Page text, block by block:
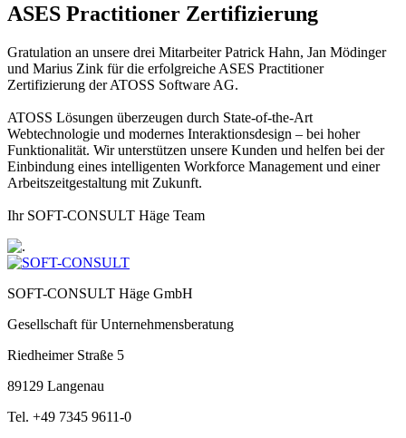
ASES Practitioner Zertifizierung
Gratulation an unsere drei Mitarbeiter Patrick Hahn, Jan Mödinger
und Marius Zink für die erfolgreiche ASES Practitioner
Zertifizierung der ATOSS Software AG.
ATOSS Lösungen überzeugen durch State-of-the-Art
Webtechnologie und modernes Interaktionsdesign – bei hoher
Funktionalität. Wir unterstützen unsere Kunden und helfen bei der
Einbindung eines intelligenten Workforce Management und einer
Arbeitszeitgestaltung mit Zukunft.
Ihr SOFT-CONSULT Häge Team
SOFT-CONSULT Häge GmbH
Gesellschaft für Unternehmensberatung
Riedheimer Straße 5
89129 Langenau
Tel. +49 7345 9611-0